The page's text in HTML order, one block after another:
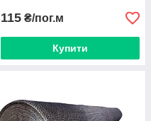
115 ₴/пог.м
Купити